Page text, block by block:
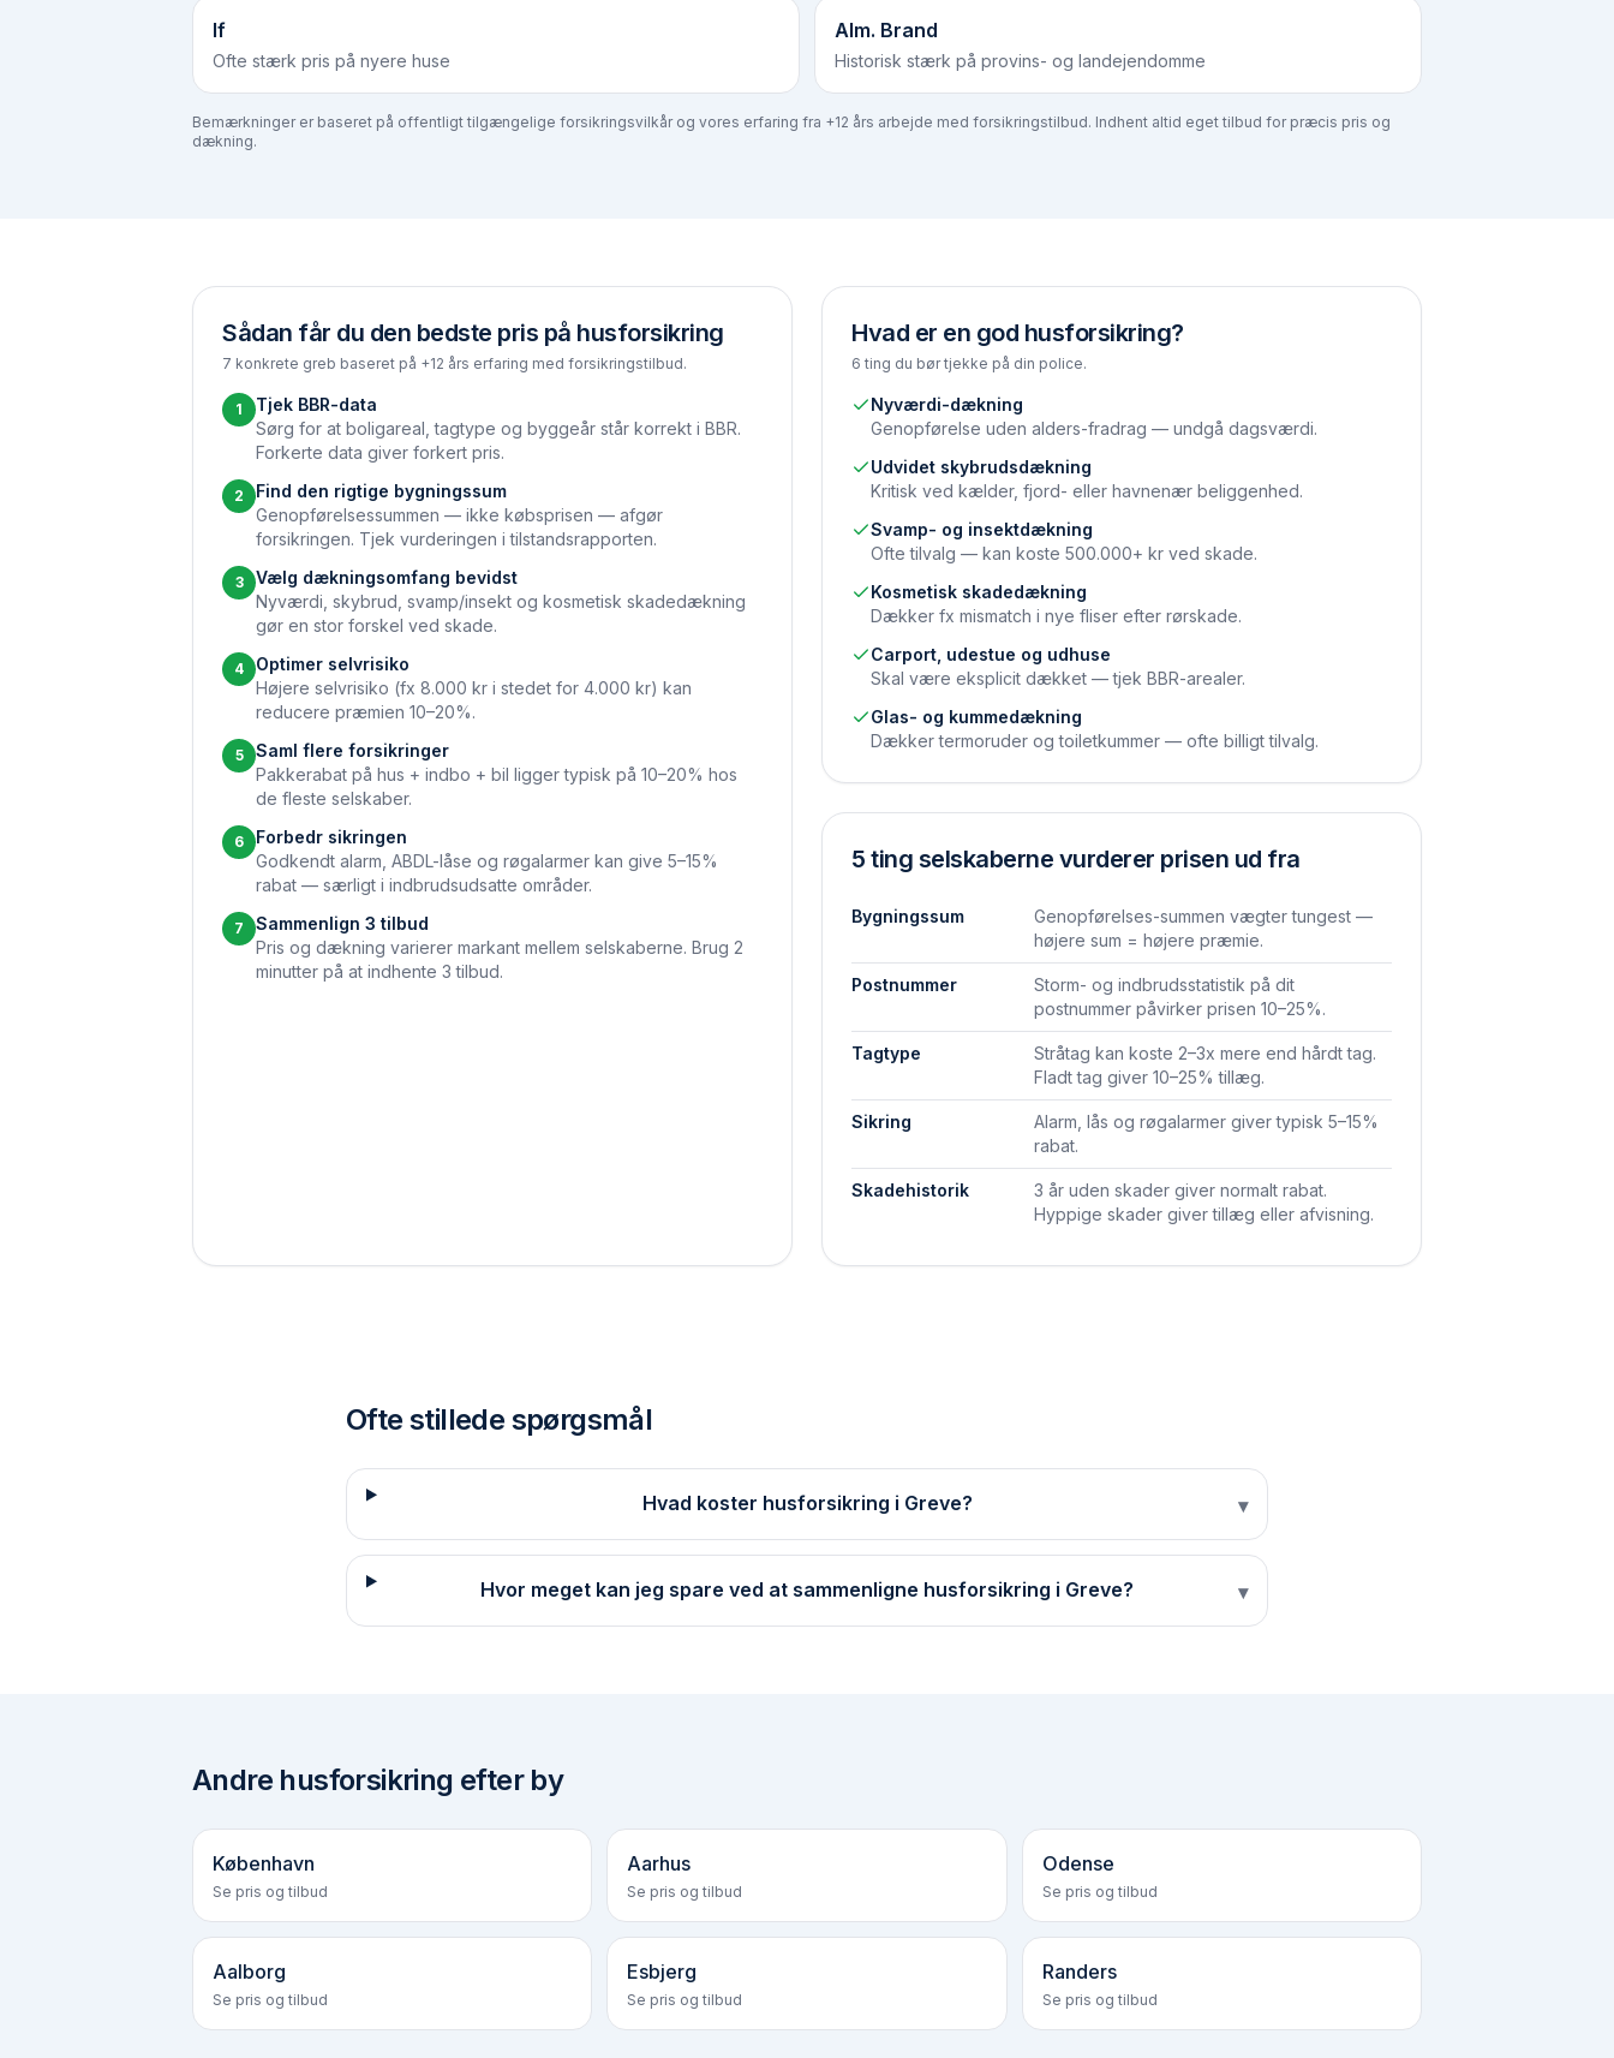
If
Ofte stærk pris på nyere huse
Alm. Brand
Historisk stærk på provins- og landejendomme
Bemærkninger er baseret på offentligt tilgængelige forsikringsvilkår og vores erfaring fra +12 års arbejde med forsikringstilbud. Indhent altid eget tilbud for præcis pris og
dækning.
Sådan får du den bedste pris på husforsikring
7 konkrete greb baseret på +12 års erfaring med forsikringstilbud.
1
Tjek BBR-data
Sørg for at boligareal, tagtype og byggeår står korrekt i BBR.
Forkerte data giver forkert pris.
2
Find den rigtige bygningssum
Genopførelsessummen — ikke købsprisen — afgør
forsikringen. Tjek vurderingen i tilstandsrapporten.
3
Vælg dækningsomfang bevidst
Nyværdi, skybrud, svamp/insekt og kosmetisk skadedækning
gør en stor forskel ved skade.
4
Optimer selvrisiko
Højere selvrisiko (fx 8.000 kr i stedet for 4.000 kr) kan
reducere præmien 10–20%.
5
Saml flere forsikringer
Pakkerabat på hus + indbo + bil ligger typisk på 10–20% hos
de fleste selskaber.
6
Forbedr sikringen
Godkendt alarm, ABDL-låse og røgalarmer kan give 5–15%
rabat — særligt i indbrudsudsatte områder.
7
Sammenlign 3 tilbud
Pris og dækning varierer markant mellem selskaberne. Brug 2
minutter på at indhente 3 tilbud.
Hvad er en god husforsikring?
6 ting du bør tjekke på din police.
Nyværdi-dækning
Genopførelse uden alders-fradrag — undgå dagsværdi.
Udvidet skybrudsdækning
Kritisk ved kælder, fjord- eller havnenær beliggenhed.
Svamp- og insektdækning
Ofte tilvalg — kan koste 500.000+ kr ved skade.
Kosmetisk skadedækning
Dækker fx mismatch i nye fliser efter rørskade.
Carport, udestue og udhuse
Skal være eksplicit dækket — tjek BBR-arealer.
Glas- og kummedækning
Dækker termoruder og toiletkummer — ofte billigt tilvalg.
5 ting selskaberne vurderer prisen ud fra
Bygningssum
Genopførelses-summen vægter tungest —
højere sum = højere præmie.
Postnummer
Storm- og indbrudsstatistik på dit
postnummer påvirker prisen 10–25%.
Tagtype
Stråtag kan koste 2–3x mere end hårdt tag.
Fladt tag giver 10–25% tillæg.
Sikring
Alarm, lås og røgalarmer giver typisk 5–15%
rabat.
Skadehistorik
3 år uden skader giver normalt rabat.
Hyppige skader giver tillæg eller afvisning.
Ofte stillede spørgsmål
Hvad koster husforsikring i Greve? ▾
Hvor meget kan jeg spare ved at sammenligne husforsikring i Greve? ▾
Andre husforsikring efter by
København
Se pris og tilbud
Aarhus
Se pris og tilbud
Odense
Se pris og tilbud
Aalborg
Se pris og tilbud
Esbjerg
Se pris og tilbud
Randers
Se pris og tilbud